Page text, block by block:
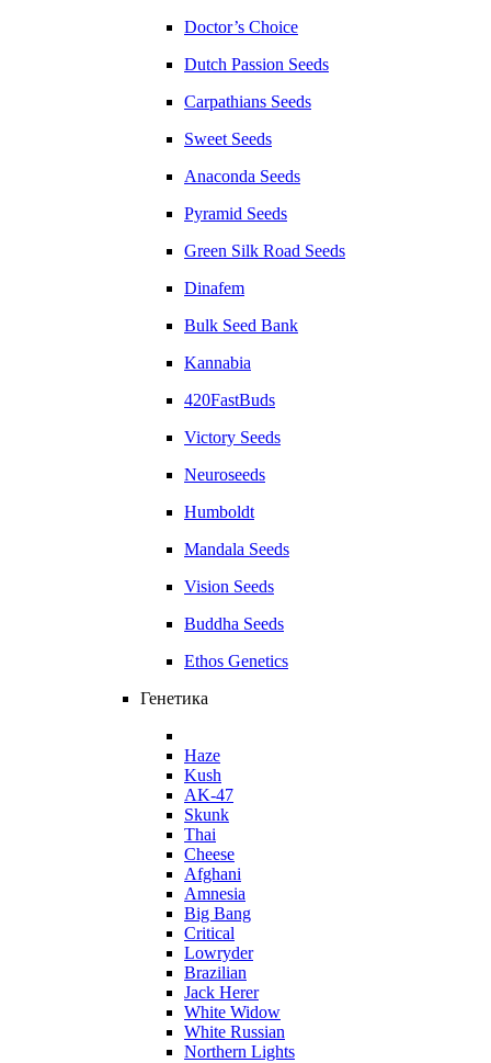
Doctor’s Choice
Dutch Passion Seeds
Carpathians Seeds
Sweet Seeds
Anaconda Seeds
Pyramid Seeds
Green Silk Road Seeds
Dinafem
Bulk Seed Bank
Kannabia
420FastBuds
Victory Seeds
Neuroseeds
Humboldt
Mandala Seeds
Vision Seeds
Buddha Seeds
Ethos Genetics
Генетика
Haze
Kush
AK-47
Skunk
Thai
Cheese
Afghani
Amnesia
Big Bang
Critical
Lowryder
Brazilian
Jack Herer
White Widow
White Russian
Northern Lights